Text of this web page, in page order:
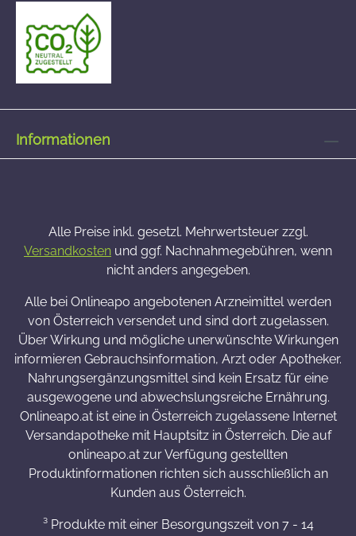
Informationen
Alle Preise inkl. gesetzl. Mehrwertsteuer zzgl.
Versandkosten und ggf. Nachnahmegebühren, wenn
nicht anders angegeben.
Alle bei Onlineapo angebotenen Arzneimittel werden
von Österreich versendet und sind dort zugelassen.
Über Wirkung und mögliche unerwünschte Wirkungen
informieren Gebrauchsinformation, Arzt oder Apotheker.
Nahrungsergänzungsmittel sind kein Ersatz für eine
ausgewogene und abwechslungsreiche Ernährung.
Onlineapo.at ist eine in Österreich zugelassene Internet
Versandapotheke mit Hauptsitz in Österreich. Die auf
onlineapo.at zur Verfügung gestellten
Produktinformationen richten sich ausschließlich an
Kunden aus Österreich.
³ Produkte mit einer Besorgungszeit von 7 - 14